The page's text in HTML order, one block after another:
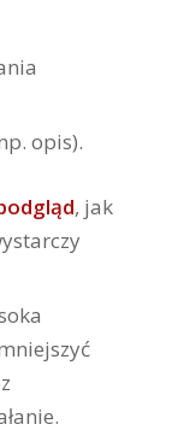
opis).
, jak